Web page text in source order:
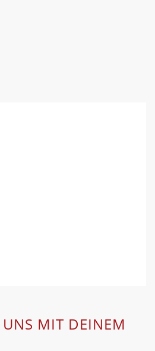
UNS MIT DEINEM